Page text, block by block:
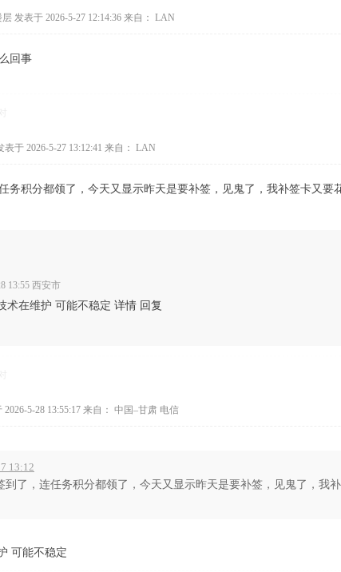
层 发表于 2026-5-27 12:14:36 来自： LAN
回事
表于 2026-5-27 13:12:41 来自： LAN
务积分都领了，今天又显示昨天是要补签，见鬼了，我补签卡又要
13:55 西安市
术在维护 可能不稳定 详情 回复
2026-5-28 13:55:17 来自： 中国–甘肃 电信
13:12
到了，连任务积分都领了，今天又显示昨天是要补签，见鬼了，我
可能不稳定